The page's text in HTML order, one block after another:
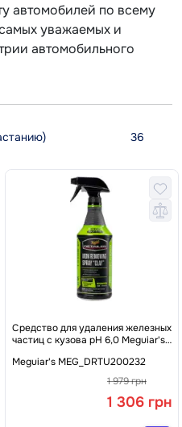
автомобилей по всему
уважаемых и
автомобильного
Средство для удаления железных
частиц с кузова pH 6,0 Meguiar's
Meguiar's MEG_DRTU200232
1 979 грн
1 306 грн